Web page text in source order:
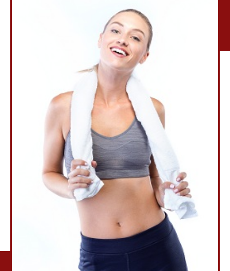
LILI CHAPMAN
Nutritionist